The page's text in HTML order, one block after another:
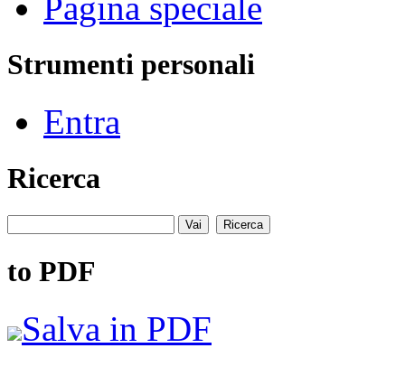
Strumenti personali
Entra
Ricerca
to PDF
Salva in PDF